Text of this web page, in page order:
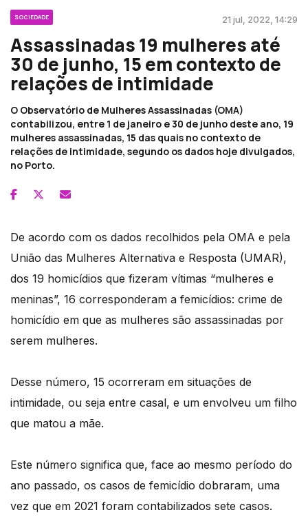
SOCIEDADE 21 jul, 2022, 14:29
Assassinadas 19 mulheres até
30 de junho, 15 em contexto de
relações de intimidade
O Observatório de Mulheres Assassinadas (OMA)
contabilizou, entre 1 de janeiro e 30 de junho deste ano, 19
mulheres assassinadas, 15 das quais no contexto de
relações de intimidade, segundo os dados hoje divulgados,
no Porto.
De acordo com os dados recolhidos pela OMA e pela
União das Mulheres Alternativa e Resposta (UMAR),
dos 19 homicídios que fizeram vítimas “mulheres e
meninas”, 16 corresponderam a femicídios: crime de
homicídio em que as mulheres são assassinadas por
serem mulheres.
Desse número, 15 ocorreram em situações de
intimidade, ou seja entre casal, e um envolveu um filho
que matou a mãe.
Este número significa que, face ao mesmo período do
ano passado, os casos de femicídio dobraram, uma
vez que em 2021 foram contabilizados sete casos.